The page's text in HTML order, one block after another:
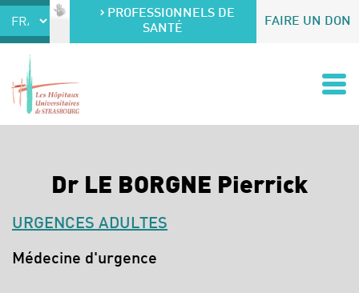
Accéder au contenu
Accéder au menuPROFESSIONNELS DE
SANTÉ
FAIRE UN DON
Dr LE BORGNE Pierrick
URGENCES ADULTES
Spécialités :
Médecine d'urgence